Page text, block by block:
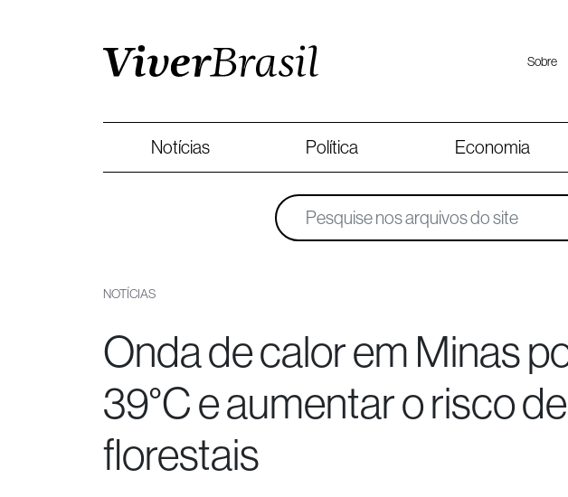
Sobre
Notícias Política Economia
NOTÍCIAS
Onda de calor em Minas
39°C e aumentar o risco
florestais